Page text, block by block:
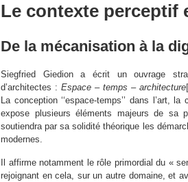
Le contexte perceptif
De la mécanisation à la
Siegfried Giedion a écrit un ouvrage
d’architectes : Espace – temps – architecture
La conception ‘‘espace-temps’’ dans l’art,
expose plusieurs éléments majeurs de sa
soutiendra par sa solidité théorique les
modernes.
Il affirme notamment le rôle primordial du «
rejoignant en cela, sur un autre domaine, et